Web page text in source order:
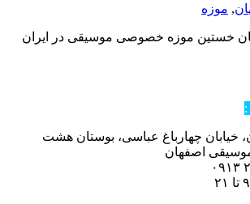
, موزه
خستین موزه خصوصی موسیقی در ایران
خیابان چهارباغ عباسی، بوستان هشت
اصفهان